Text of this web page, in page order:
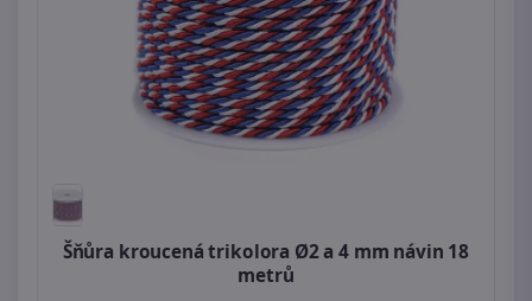
Šňůra kroucená trikolora Ø2 a 4 mm návin 18
metrů